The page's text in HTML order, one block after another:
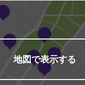
地図で表示する